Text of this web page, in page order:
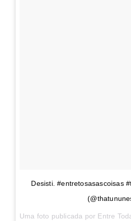
Desisti. #entretosasascoisas